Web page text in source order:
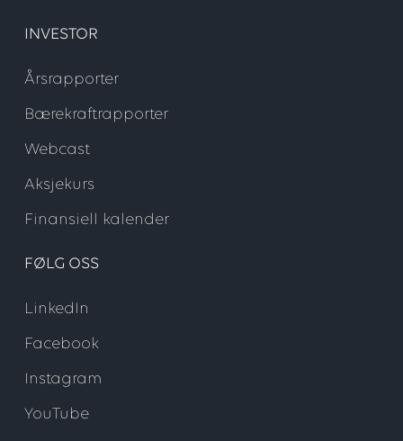
INVESTOR
Årsrapporter
Bærekraftrapporter
Webcast
Aksjekurs
Finansiell kalender
FØLG OSS
LinkedIn
Facebook
Instagram
YouTube